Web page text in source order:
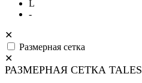
L
-
✕
Размерная сетка
✕
РАЗМЕРНАЯ СЕТКА TALES